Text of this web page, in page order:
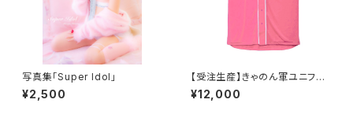
写真集「Super Idol」
¥2,500
【受注生産】きゃのん軍ユニフォ
ーム《背番号&名前入り》
¥12,000